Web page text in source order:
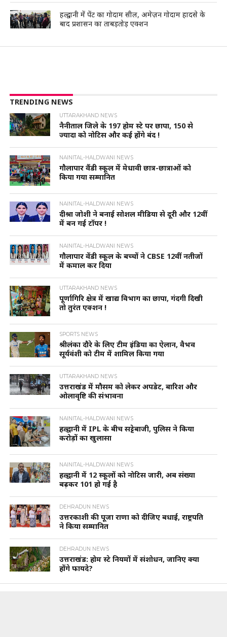
हल्द्वानी में पेंट का गोदाम सील, अमेज़न गोदाम हादसे के
बाद प्रशासन का ताबड़तोड़ एक्शन
TRENDING NEWS
UTTARAKHAND NEWS
नैनीताल जिले के 197 होम स्टे पर छापा, 150 से
ज्यादा को नोटिस और कई होंगे बंद !
NAINITAL-HALDWANI NEWS
गौलापार वैंडी स्कूल में मेधावी छात्र-छात्राओं को
किया गया सम्मानित
NAINITAL-HALDWANI NEWS
दीश्रा जोशी ने बनाई सोशल मीडिया से दूरी और 12वीं
में बन गई टॉपर !
NAINITAL-HALDWANI NEWS
गौलापार वेंडी स्कूल के बच्चों ने CBSE 12वीं नतीजों
में कमाल कर दिया
UTTARAKHAND NEWS
पूर्णागिरि क्षेत्र में खाद्य विभाग का छापा, गंदगी दिखी
तो तुरंत एक्शन !
SPORTS NEWS
श्रीलंका दौरे के लिए टीम इंडिया का ऐलान, वैभव
सूर्यवंशी को टीम में शामिल किया गया
UTTARAKHAND NEWS
उत्तराखंड में मौसम को लेकर अपडेट, बारिश और
ओलावृष्टि की संभावना
NAINITAL-HALDWANI NEWS
हल्द्वानी में IPL के बीच सट्टेबाजी, पुलिस ने किया
करोड़ों का खुलासा
NAINITAL-HALDWANI NEWS
हल्द्वानी में 12 स्कूलों को नोटिस जारी, अब संख्या
बढ़कर 101 हो गई है
DEHRADUN NEWS
उत्तरकाशी की पूजा राणा को दीजिए बधाई, राष्ट्रपति
ने किया सम्मानित
DEHRADUN NEWS
उत्तराखंड: होम स्टे नियमों में संशोधन, जानिए क्या
होंगे फायदे?